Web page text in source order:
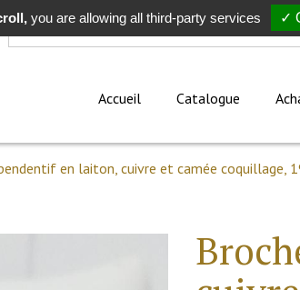
Rechercher
Accueil Catalogue
en laiton, cuivre et camée coquillage,
you are allowing all third-party services ✓